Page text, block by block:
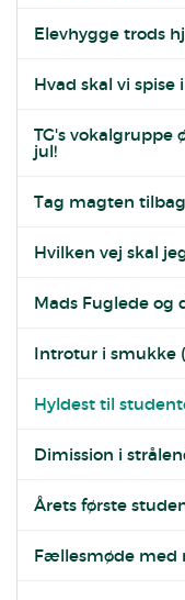
Elevhygge trods
Hvad skal vi spise
TG's
jul!
Tag magten
Hvilken vej skal
Mads Fuglede
Introtur i smukke
Hyldest til
Dimission i
Årets første
Fællesmøde med